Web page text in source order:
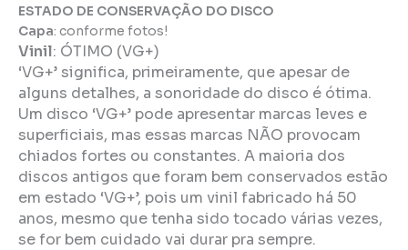
ESTADO DE CONSERVAÇÃO DO DISCO
Capa: conforme fotos!
Vinil: ÓTIMO (VG+)
‘VG+’ significa, primeiramente, que apesar de
alguns detalhes, a sonoridade do disco é ótima.
Um disco ‘VG+’ pode apresentar marcas leves e
superficiais, mas essas marcas NÃO provocam
chiados fortes ou constantes. A maioria dos
discos antigos que foram bem conservados estão
em estado ‘VG+’, pois um vinil fabricado há 50
anos, mesmo que tenha sido tocado várias vezes,
se for bem cuidado vai durar pra sempre.